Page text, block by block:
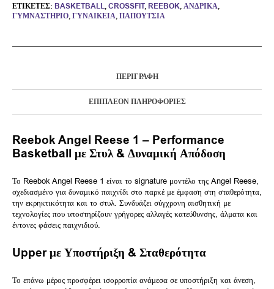
ΕΤΙΚΈΤΕΣ: BASKETBALL,CROSSFIT,REEBOK,ΑΝΔΡΙΚΆ,
ΓΥΜΝΑΣΤΉΡΙΟ,ΓΥΝΑΙΚΕΊΑ,ΠΑΠΟΎΤΣΙΑ
ΠΕΡΙΓΡΑΦΉ
ΕΠΙΠΛΈΟΝ ΠΛΗΡΟΦΟΡΊΕΣ
Reebok Angel Reese 1 – Performance
Basketball με Στυλ & Δυναμική Απόδοση
Το Reebok Angel Reese 1 είναι το signature μοντέλο της Angel Reese,
σχεδιασμένο για δυναμικό παιχνίδι στο παρκέ με έμφαση στη σταθερότητα,
την εκρηκτικότητα και το στυλ. Συνδυάζει σύγχρονη αισθητική με
τεχνολογίες που υποστηρίζουν γρήγορες αλλαγές κατεύθυνσης, άλματα και
έντονες φάσεις παιχνιδιού.
Upper με Υποστήριξη & Σταθερότητα
Το επάνω μέρος προσφέρει ισορροπία ανάμεσα σε υποστήριξη και άνεση,